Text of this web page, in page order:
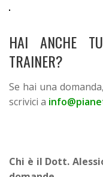
HAI ANCHE
TRAINER?
Se hai una
scrivici a
Chi è il Dott.